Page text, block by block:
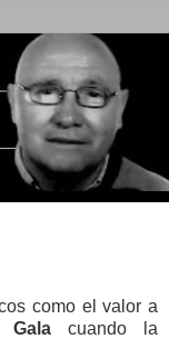
como el valor a
cuando la